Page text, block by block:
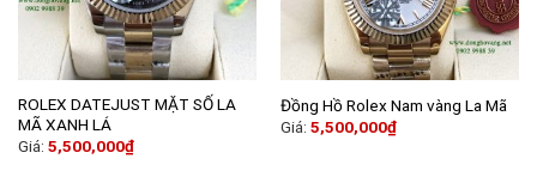
ROLEX DATEJUST MẶT SỐ LA
MÃ XANH LÁ
Giá: 5,500,000₫
Đồng Hồ Rolex Nam vàng La Mã
Giá: 5,500,000₫